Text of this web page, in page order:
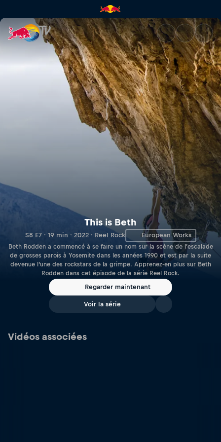
This is Beth | Red Bull TV
This is Beth
S8 E7 · 19 min · 2022 · Reel Rock European Works
Beth Rodden a commencé à se faire un nom sur la scène de l’escalade
de grosses parois à Yosemite dans les années 1990 et est par la suite
devenue l’une des rockstars de la grimpe. Apprenez-en plus sur Beth
Rodden dans cet épisode de la série Reel Rock.
Regarder maintenant
Voir la série
Vidéos associées